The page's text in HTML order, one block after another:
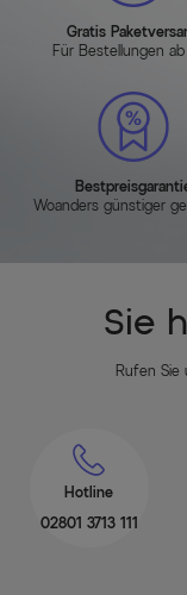
Gratis
Für Bestellungen
Woanders günstiger
Sie
Rufen Sie
Hotline
02801 3713 111